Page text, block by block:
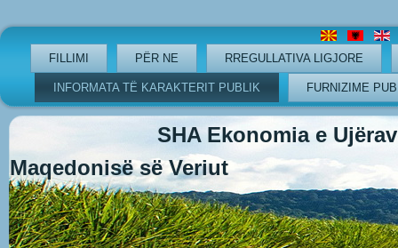
FILLIMI PËR NE RREGULLATIVA LIGJORE
INFORMATA TË KARAKTERIT PUBLIK FURNIZIME
SHA Ekonomia e
Maqedonisë së Veriut